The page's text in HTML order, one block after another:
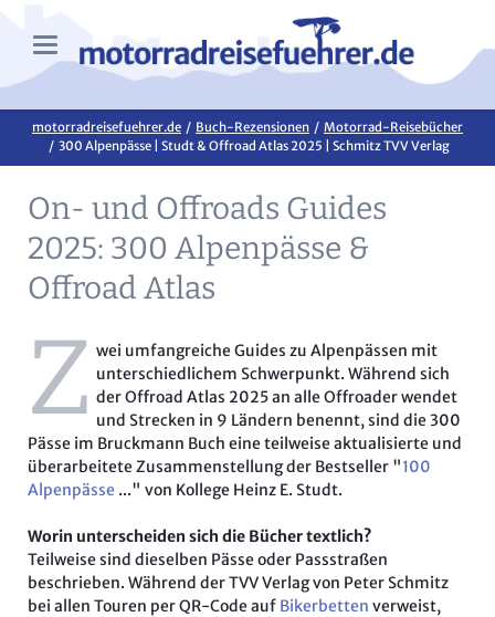
motorradreisefuehrer.de Buch-Rezensionen
Motorrad-Reisebücher
300 Alpenpässe | Studt & Offroad Atlas 2025 | Schmitz TVV Verlag
On- und Offroads Guides
2025: 300 Alpenpässe &
Offroad Atlas
Z wei umfangreiche Guides zu Alpenpässen mit
unterschiedlichem Schwerpunkt. Während sich
der Offroad Atlas 2025 an alle Offroader wendet
und Strecken in 9 Ländern benennt, sind die 300
Pässe im Bruckmann Buch eine teilweise aktualisierte und
überarbeitete Zusammenstellung der Bestseller "100
Alpenpässe ..." von Kollege Heinz E. Studt.
Worin unterscheiden sich die Bücher textlich?
Teilweise sind dieselben Pässe oder Passstraßen
beschrieben. Während der TVV Verlag von Peter Schmitz
bei allen Touren per QR-Code auf Bikerbetten verweist,